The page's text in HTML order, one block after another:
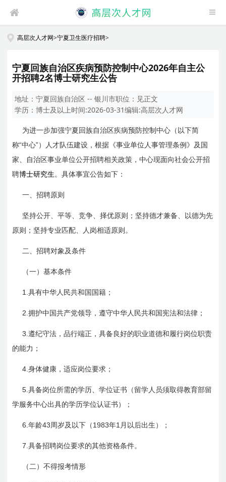
高层次人才网>宁夏卫生医疗招聘>
宁夏回族自治区疾病预防控制中心2026年自主公
开招聘2名博士研究生公告
地址：宁夏回族自治区 -- 银川市职位： 见正文
学历：博士及以上时间:2026-03-31编辑:高层次人才网
为进一步加强宁夏回族自治区疾病预防控制中心（以下简
称“中心”）人才队伍建设，根据《事业单位人事管理条例》及国
家、自治区事业单位公开招聘相关政策，中心现面向社会公开招
聘博士研究生 。具体事宜公告如下：
一、招聘原则
坚持公开、平等、竞争、择优原则；坚持德才兼备、以德为先
原则；坚持专业匹配、人岗相适原则。
二、招聘对象及条件
（一）基本条件
1.具有中华人民共和国国籍；
2.拥护中国共产党领导，遵守中华人民共和国宪法和法律；
3.遵纪守法，品行端正，具备良好的职业道德和履行岗位职责
的能力；
4.身体健康，适应岗位要求；
5.具备岗位所需的学历、学位证书（留学人员须取得教育部留
学服务中心出具的学历学位认证书）；
6.年龄43 周岁及以下（ 1983年1 月以后出生）；
7.具备招聘岗位要求的其他资格条件。
（二）不得报考情形